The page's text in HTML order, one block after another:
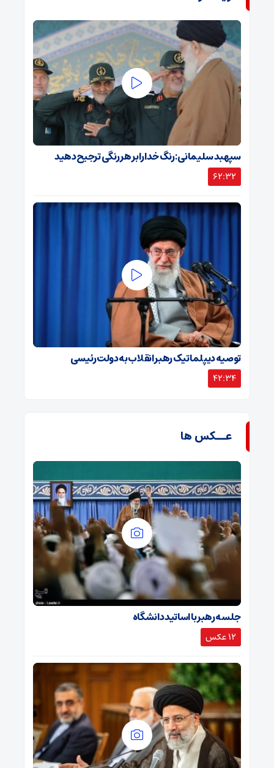
سپهبد سلیمانی: رنگ خدا را بر هر رنگی ترجیح دهید
62:32
توصیه دیپلماتیک رهبر انقلاب به دولت رئیسی
42:34
عــکس ها
جلسه رهبر با اساتید دانشگاه
12 عکس